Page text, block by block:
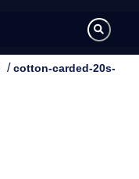
/cotton-carded-20s-